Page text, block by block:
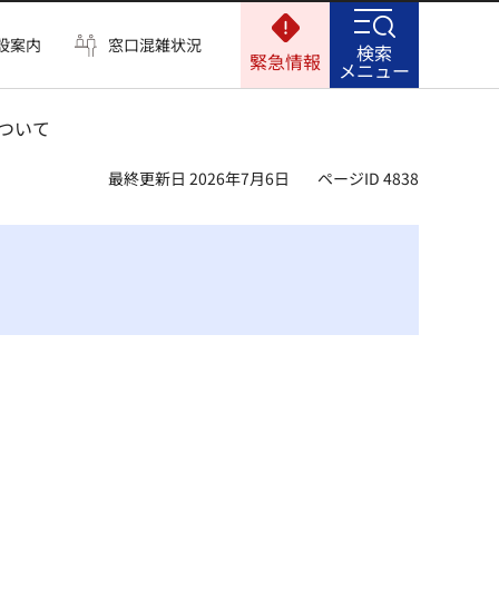
案内 窓口混雑状況
緊急情報 検索
メニュー
いて
最終更新日 2026年7月6日 ページID 4838